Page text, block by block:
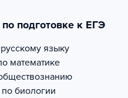
подготовке к ЕГЭ
языку
математике
биологии